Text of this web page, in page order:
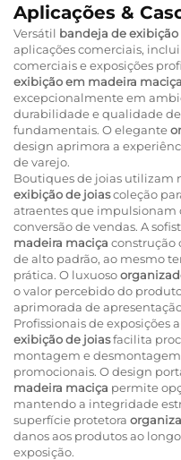
Aplicações &
Versátil bandeja de exibição
aplicações comerciais,
comerciais e exposições
exibição em madeira maciça
excepcionalmente em
durabilidade e qualidade
fundamentais. O elegante
design aprimora a
de varejo.
Boutiques de joias utilizam
exibição de joiascoleção
atraentes que impulsionam
conversão de vendas. A
madeira maciça construção
de alto padrão, ao mesmo
prática. O luxuoso
o valor percebido do
aprimorada de
Profissionais de exposições
exibição de joiasfacilita
montagem e
promocionais. O design
madeira maciça permite
mantendo a integridade
superfície protetora
danos aos produtos ao
exposição.